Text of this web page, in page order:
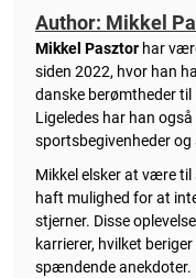
Author: Mikkel
Mikkel Pasztor har
siden 2022, hvor han
danske berømtheder
Ligeledes har han
sportsbegivenheder
Mikkel elsker at være til
haft mulighed for at
stjerner. Disse
karrierer, hvilket
spændende anekdoter.